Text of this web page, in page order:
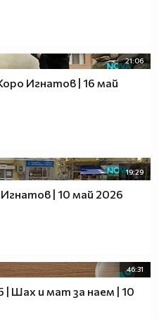
21:06
Игнатов | 16 май
19:29
| 10 май 2026
46:31
| Шах и мат за наем | 10